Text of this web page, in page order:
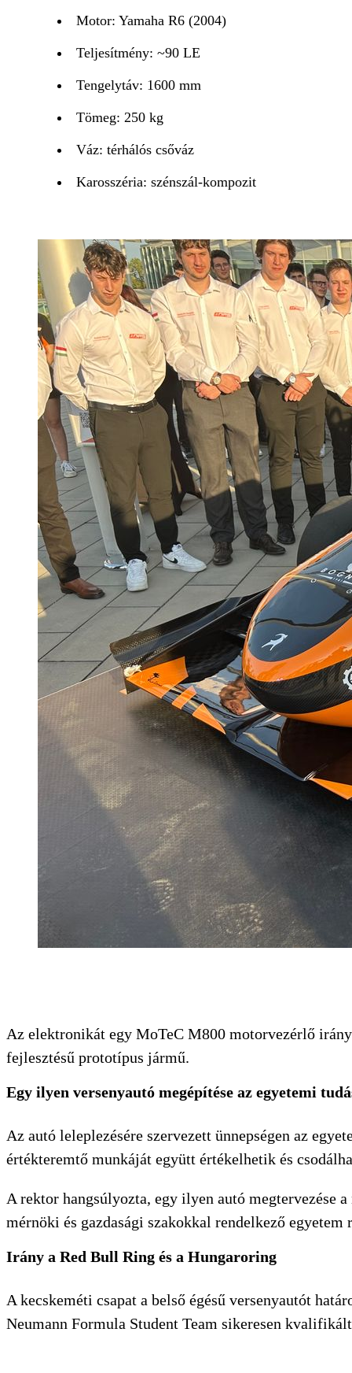
KERESÉS
Motor: Yamaha R6 (2004)
Teljesítmény: ~90 LE
Tengelytáv: 1600 mm
Tömeg: 250 kg
Váz: térhálós csőváz
Karosszéria: szénszál-kompozit
Az elektronikát egy MoTeC M800 motorvezérlő
fejlesztésű prototípus jármű.
Egy ilyen versenyautó megépítése az egyetemi
Az autó leleplezésére szervezett ünnepségen az
értékteremtő munkáját együtt értékelhetik és
A rektor hangsúlyozta, egy ilyen autó megtervezése
mérnöki és gazdasági szakokkal rendelkező
Irány a Red Bull Ring és a Hungaroring
A kecskeméti csapat a belső égésű versenyautót
Neumann Formula Student Team sikeresen